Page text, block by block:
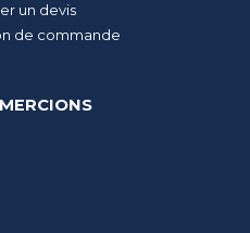
un devis
de commande